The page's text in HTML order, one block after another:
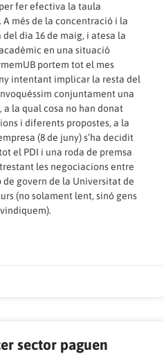
fer efectiva la taula
més de la concentració i la
dia 16 de maig, i atesa la
en una situació
portem tot el mes
intentant implicar la resta del
conjuntament una
la qual cosa no han donat
i diferents propostes, a la
(8 de juny) s’ha decidit
el PDI i una roda de premsa
les negociacions entre
de govern de la Universitat de
(no solament lent, sinó gens
sector paguen